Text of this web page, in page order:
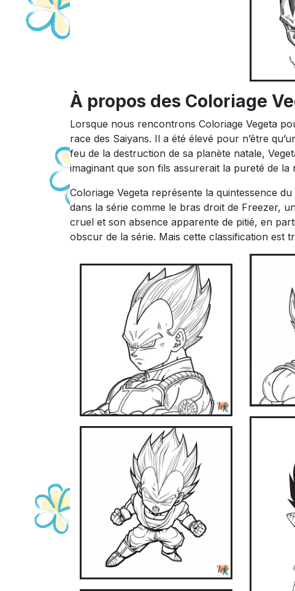
À propos des Coloriage
Lorsque nous rencontrons Coloriage Vegeta
race des Saiyans. Il a été élevé pour n’être
feu de la destruction de sa planète natale,
imaginant que son fils assurerait la pureté de
Coloriage Vegeta représente la quintessence
dans la série comme le bras droit de Freezer,
cruel et son absence apparente de pitié, en
obscur de la série. Mais cette classification est